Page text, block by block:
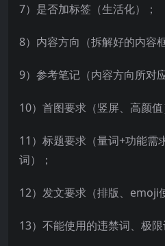
7）是否加标签（生活化）；
8）内容方向（拆解好的内容
9）参考笔记（内容方向所对
10）首图要求（竖屏、高颜值
11）标题要求（量词+功能需
词）；
12）发文要求（排版、emoji
13）不能使用的违禁词、极限